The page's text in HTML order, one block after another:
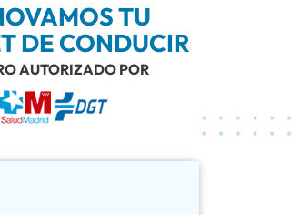
TU
DE CONDUCIR
AUTORIZADO POR